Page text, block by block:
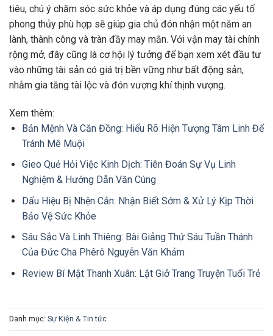
tiêu, chú ý chăm sóc sức khỏe và áp dụng đúng các yếu tố
phong thủy phù hợp sẽ giúp gia chủ đón nhận một năm an
lành, thành công và tràn đầy may mắn. Với vận may tài chính
rộng mở, đây cũng là cơ hội lý tưởng để bạn xem xét đầu tư
vào những tài sản có giá trị bền vững như bất động sản,
nhằm gia tăng tài lộc và đón vượng khí thịnh vượng.
Xem thêm:
Bản Mệnh Và Căn Đồng: Hiểu Rõ Hiện Tượng Tâm Linh Để
Tránh Mê Muội
Gieo Quẻ Hỏi Việc Kinh Dịch: Tiên Đoán Sự Vụ Linh
Nghiệm & Hướng Dẫn Văn Cúng
Dấu Hiệu Bị Nhện Cắn: Nhận Biết Sớm & Xử Lý Kịp Thời
Bảo Vệ Sức Khỏe
Sâu Sắc Và Linh Thiêng: Bài Giảng Thứ Sáu Tuần Thánh
Của Đức Cha Phêrô Nguyễn Văn Khảm
Review Bí Mật Thanh Xuân: Lật Giở Trang Truyện Tuổi Trẻ
Danh mục: Sự Kiện & Tin tức